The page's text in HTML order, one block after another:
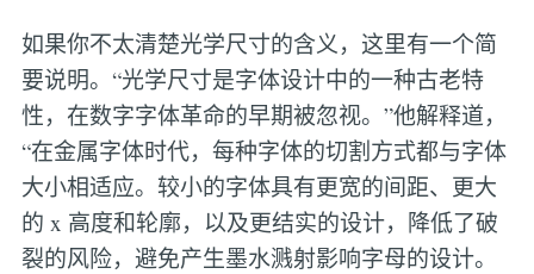
如果你不太清楚光学尺寸的含义，这里有一个简
要说明。“光学尺寸是字体设计中的一种古老特
性，在数字字体革命的早期被忽视。”他解释道，
“在金属字体时代，每种字体的切割方式都与字体
大小相适应。较小的字体具有更宽的间距、更大
的 x 高度和轮廓，以及更结实的设计，降低了破
裂的风险，避免产生墨水溅射影响字母的设计。